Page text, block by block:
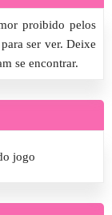
proibido pelos
ser ver. Deixe
se encontrar.
jogo